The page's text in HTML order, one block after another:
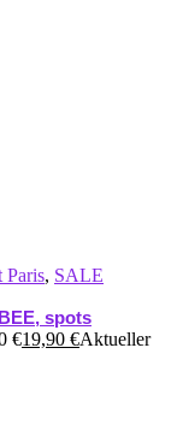
Paris, SALE
spots
€19,90 €Aktueller